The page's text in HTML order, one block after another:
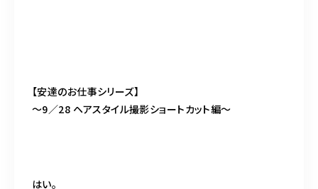
【安達のお仕事シリーズ】
〜9／28 ヘアスタイル撮影ショートカット編〜
はい。
098-917-5366